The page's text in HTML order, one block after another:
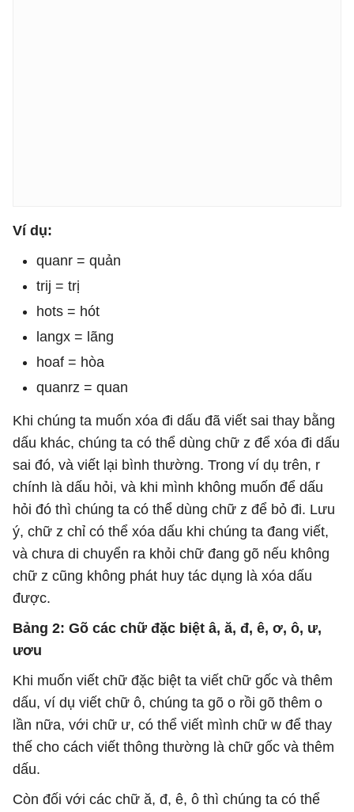
Ví dụ:
quanr = quản
trij = trị
hots = hót
langx = lãng
hoaf = hòa
quanrz = quan
Khi chúng ta muốn xóa đi dấu đã viết sai thay bằng
dấu khác, chúng ta có thể dùng chữ z để xóa đi dấu
sai đó, và viết lại bình thường. Trong ví dụ trên, r
chính là dấu hỏi, và khi mình không muốn để dấu
hỏi đó thì chúng ta có thể dùng chữ z để bỏ đi. Lưu
ý, chữ z chỉ có thể xóa dấu khi chúng ta đang viết,
và chưa di chuyển ra khỏi chữ đang gõ nếu không
chữ z cũng không phát huy tác dụng là xóa dấu
được.
Bảng 2: Gõ các chữ đặc biệt â, ă, đ, ê, ơ, ô, ư,
ươu
Khi muốn viết chữ đặc biệt ta viết chữ gốc và thêm
dấu, ví dụ viết chữ ô, chúng ta gõ o rồi gõ thêm o
lần nữa, với chữ ư, có thể viết mình chữ w để thay
thế cho cách viết thông thường là chữ gốc và thêm
dấu.
Còn đối với các chữ ă, đ, ê, ô thì chúng ta có thể